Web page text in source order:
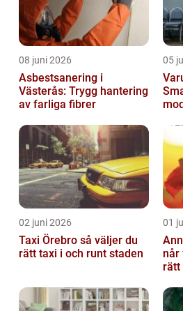
08 juni 2026
Asbestsanering i
Västerås: Trygg hantering
av farliga fibrer
05
02 juni 2026
Taxi Örebro så väljer du
rätt taxi i och runt staden
01
når
rätt